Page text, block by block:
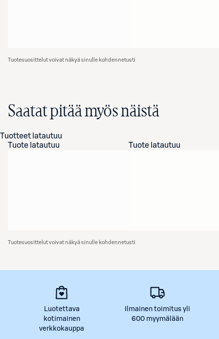
Tuotesuosittelut voivat näkyä sinulle kohdennetusti
Saatat pitää myös näistä
Tuotteet latautuu
Tuote latautuu
Tuote latautuu
Tuotesuosittelut voivat näkyä sinulle kohdennetusti
Luotettava
kotimainen
verkkokauppa
Ilmainen toimitus yli
600 myymälään